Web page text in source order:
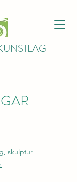
skulptur